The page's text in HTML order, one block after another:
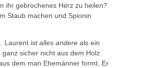
ihr gebrochenes Herz zu heilen?
Staub machen und Spionin
Laurent ist alles andereals ein
ganz sicher nicht aus dem Holz
dem man Ehemänner formt. Er